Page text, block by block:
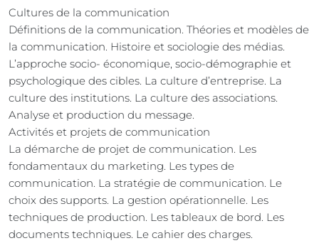
Cultures de la communication
Définitions de la communication. Théories et modèles de
la communication. Histoire et sociologie des médias.
L’approche socio- économique, socio-démographie et
psychologique des cibles. La culture d’entreprise. La
culture des institutions. La culture des associations.
Analyse et production du message.
Activités et projets de communication
La démarche de projet de communication. Les
fondamentaux du marketing. Les types de
communication. La stratégie de communication. Le
choix des supports. La gestion opérationnelle. Les
techniques de production. Les tableaux de bord. Les
documents techniques. Le cahier des charges.